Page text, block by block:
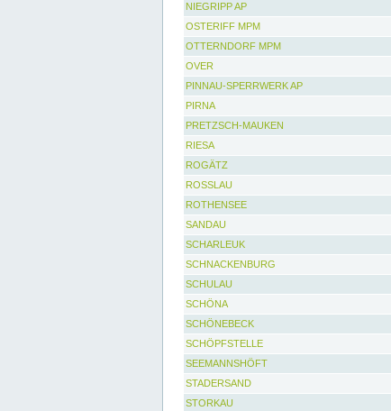
NIEGRIPP AP
OSTERIFF MPM
OTTERNDORF MPM
OVER
PINNAU-SPERRWERK AP
PIRNA
PRETZSCH-MAUKEN
RIESA
ROGÄTZ
ROSSLAU
ROTHENSEE
SANDAU
SCHARLEUK
SCHNACKENBURG
SCHULAU
SCHÖNA
SCHÖNEBECK
SCHÖPFSTELLE
SEEMANNSHÖFT
STADERSAND
STORKAU